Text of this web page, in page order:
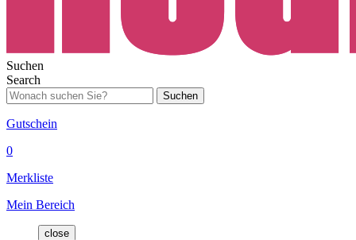
Suchen
Search
Suchen
Gutschein
0
Merkliste
Mein Bereich
close